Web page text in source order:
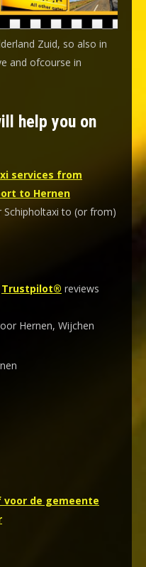
Zuid, so also in
and ofcourse in
help you on
services from
to Hernen
Schipholtaxi to (or from)
Trustpilot® reviews
Hernen, Wijchen
de gemeente